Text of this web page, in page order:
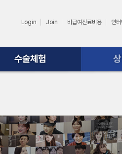
상담ㆍ예약 이
Login Join 비급여진료비용 인